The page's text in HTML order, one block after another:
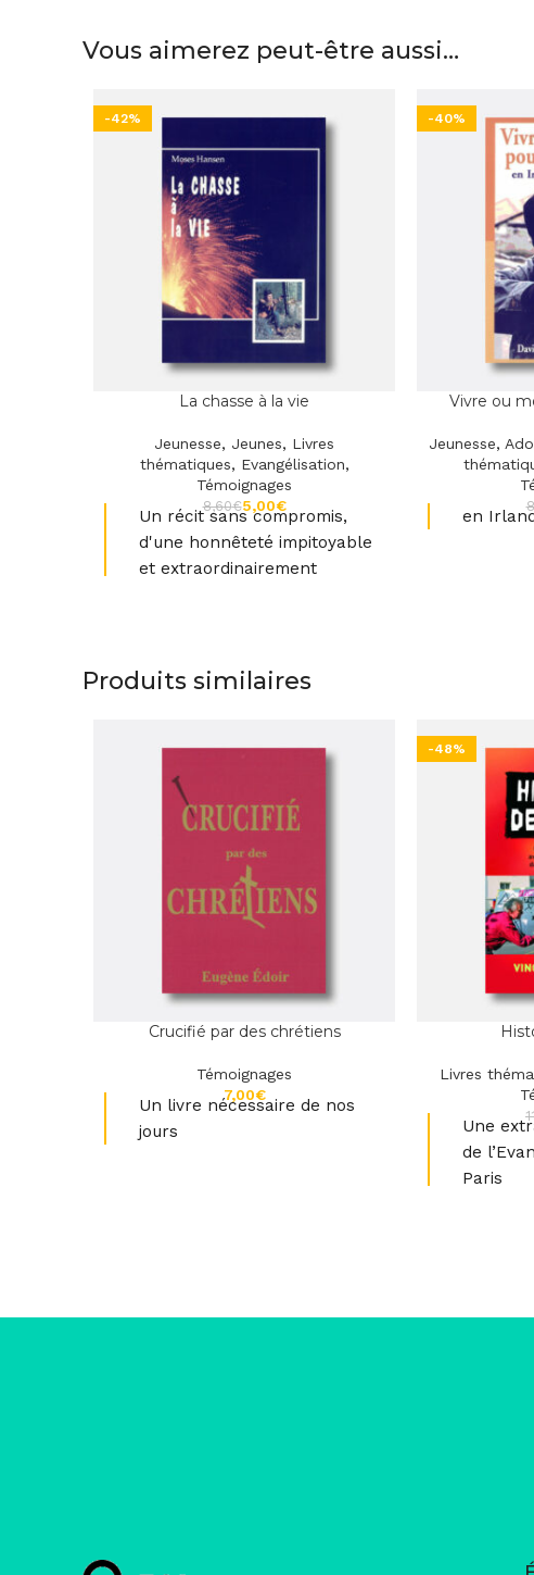
Vous aimerez peut-être aussi…
-42%
La chasse à la vie
Jeunesse, Jeunes, Livres
thématiques, Evangélisation,
Témoignages
8,60€5,00€
Un récit sans compromis,
d'une honnêteté impitoyable
et extraordinairement
-40%
Vivre ou
Jeunesse,
en
Produits similaires
Crucifié par des chrétiens
Témoignages
€
Un livre nécessaire de nos
jours
-48%
Livres
Une
de
Paris
changées.